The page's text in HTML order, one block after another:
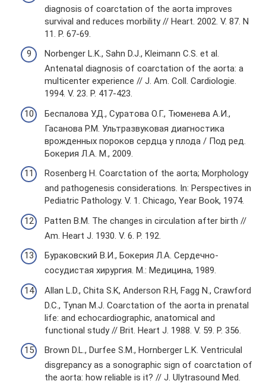
diagnosis of coarctation of the aorta improves
survival and reduces morbility // Heart. 2002. V. 87. N
11. P. 67-69.
Norbenger L.K., Sahn D.J., Kleimann C.S. et al.
Antenatal diagnosis of coarctation of the aorta: a
multicenter experience // J. Am. Coll. Cardiologie.
1994. V. 23. P. 417-423.
Беспалова У.Д., Суратова О.Г., Тюменева А.И.,
Гасанова Р.М. Ультразвуковая диагностика
врожденных пороков сердца у плода / Под ред.
Бокерия Л.А. М., 2009.
Rosenberg H. Coarctation of the aorta; Morphology
and pathogenesis considerations. In: Perspectives in
Pediatric Pathology. V. 1. Chicago, Year Book, 1974.
Patten B.M. The changes in circulation after birth //
Am. Heart J. 1930. V. 6. P. 192.
Бураковский В.И., Бокерия Л.А. Сердечно-
сосудистая хирургия. М.: Медицина, 1989.
Allan L.D., Chita S.K, Anderson R.H, Fagg N., Crawford
D.C., Tynan M.J. Coarctation of the aorta in prenatal
life: and echocardiographic, anatomical and
functional study // Brit. Heart J. 1988. V. 59. P. 356.
Brown D.L., Durfee S.M., Hornberger L.K. Ventriculal
disgrepancy as a sonographic sign of coarctation of
the aorta: how reliable is it? // J. Ulytrasound Med.